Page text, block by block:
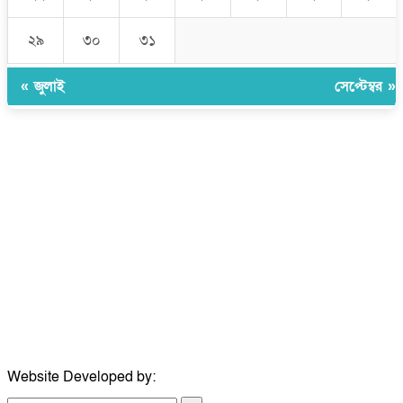
২৯ ৩০ ৩১
« জুলাই সেপ্টেম্বর »
Website Developed by: